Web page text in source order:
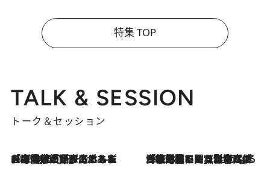
特集 TOP
TALK & SESSION
トーク＆セッション
2026.8.3
「今後値上げがあるとすれば…」「リスクがあるのは今年の冬」エネルギー専門家が語る、ホルムズ海峡封鎖が家庭にもたらす“ある心配” 2026.8.3
「住宅建てられない…」「サーチャージ料の高値が続いている」ホルムズ海峡封鎖による影響はいつまで続く？《エネルギー専門家に聞く“どうなる日本の暮らし”》